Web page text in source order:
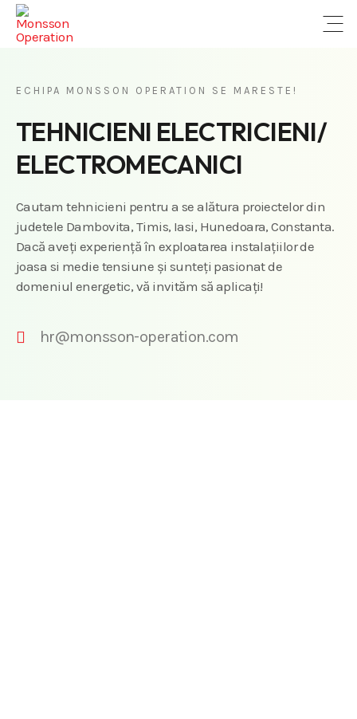
ECHIPA MONSSON OPERATION SE MARESTE!
TEHNICIENI ELECTRICIENI/
ELECTROMECANICI
Cautam tehnicieni pentru a se alătura proiectelor din
judetele Dambovita, Timis, Iasi, Hunedoara, Constanta.
Dacă aveți experiență în exploatarea instalațiilor de
joasa si medie tensiune și sunteți pasionat de
domeniul energetic, vă invităm să aplicați!
hr@monsson-operation.com